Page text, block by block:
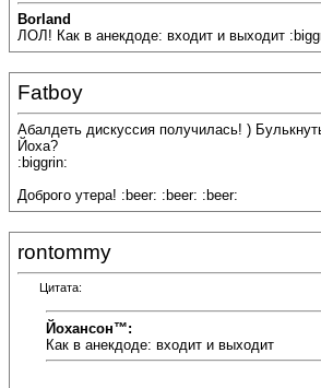
Borland
ЛОЛ! Как в анекдоде: входит и выходит
Fatboy
Абалдеть дискуссия получилась! )
Йоха?
:biggrin:
Доброго утера! :beer: :beer: :beer:
rontommy
Цитата:
Йохансон™:
Как в анекдоде: входит и выходит